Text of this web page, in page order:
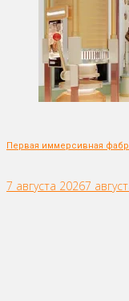
Первая иммерсивная
7 августа 20267